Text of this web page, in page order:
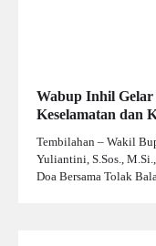
Wabup Inhil Gelar
Keselamatan dan
Tembilahan – Wakil
Yuliantini, S.Sos.,
Doa Bersama Tolak